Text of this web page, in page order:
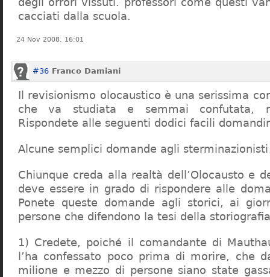
cacciati dalla scuola.
24 Nov 2008, 16:01
#36 Franco Damiani
Il revisionismo olocaustico è una serissima
che va studiata e semmai confutata,
Rispondete alle seguenti dodici facili
Alcune semplici domande agli sterminazionisti
Chiunque creda alla realtà dell’Olocausto e
deve essere in grado di rispondere alle
Ponete queste domande agli storici, ai
persone che difendono la tesi della
1) Credete, poiché il comandante di
l’ha confessato poco prima di morire, che
milione e mezzo di persone siano state